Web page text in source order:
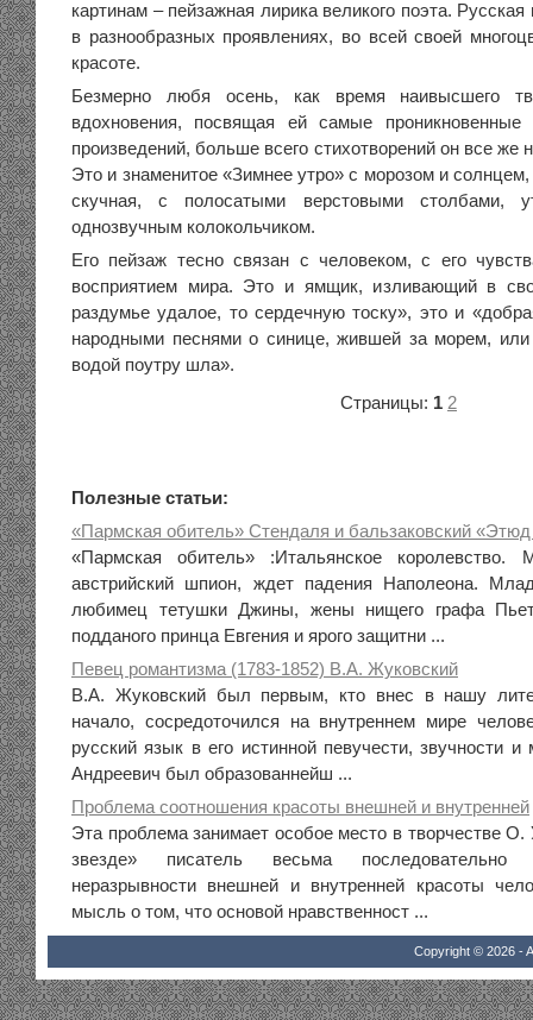
картинам – пейзажная лирика великого поэта.
в разнообразных проявлениях, во всей своей
красоте.
Безмерно любя осень, как время наивысшего
вдохновения, посвящая ей самые
произведений, больше всего стихотворений он все же
Это и знаменитое «Зимнее утро» с морозом и
скучная, с полосатыми верстовыми столбами,
однозвучным колокольчиком.
Его пейзаж тесно связан с человеком, с его
восприятием мира. Это и ямщик, изливающий в
раздумье удалое, то сердечную тоску», это и
народными песнями о синице, жившей за морем, или
водой поутру шла».
Страницы: 1 2
Полезные статьи:
«Пармская обитель» Стендаля и бальзаковский
«Пармская обитель» :Итальянское
австрийский шпион, ждет падения Наполеона.
любимец тетушки Джины, жены нищего графа
подданого принца Евгения и ярого защитни ...
Певец романтизма (1783-1852) В.А. Жуковский
В.А. Жуковский был первым, кто внес в нашу
начало, сосредоточился на внутреннем мире
русский язык в его истинной певучести, звучности
Андреевич был образованнейш ...
Проблема соотношения красоты внешней и внутренней
Эта проблема занимает особое место в творчестве
звезде» писатель весьма последовательно
неразрывности внешней и внутренней красоты
мысль о том, что основой нравственност ...
Copyright © 2026 -